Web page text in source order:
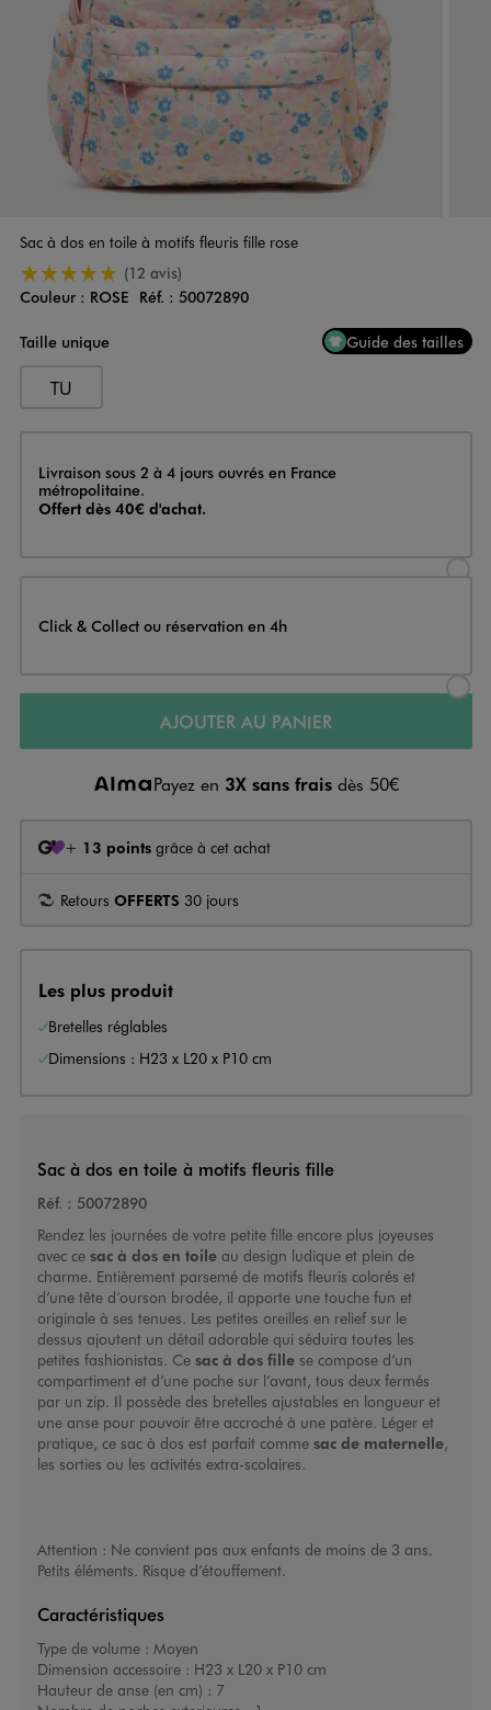
Sac à dos en toile à motifs fleuris fille rose
5/5 de moyenne(12 avis)
Couleur
Couleur : ROSE Réf. : 50072890
Taille unique
Guide des tailles
TU
Livraison
Livraison sous 2 à 4 jours ouvrés en France
métropolitaine.
Offert dès 40€ d'achat.
Click & Collect ou réservation en 4h
AJOUTER AU PANIER
Payez en 3X sans frais dès 50€
+ 13 points grâce à cet achat
Retours OFFERTS 30 jours
Les plus produit
Bretelles réglables
Dimensions : H23 x L20 x P10 cm
Sac à dos en toile à motifs fleuris fille
Réf. : 50072890
Rendez les journées de votre petite fille encore plus joyeuses
avec ce sac à dos en toileau design ludique et plein de
charme. Entièrement parsemé de motifs fleuris colorés et
d’une tête d’ourson brodée, il apporte une touche fun et
originale à ses tenues. Les petites oreilles en relief sur le
dessus ajoutent un détail adorable qui séduira toutes les
petites fashionistas. Ce sac à dos fillese compose d’un
compartiment et d’une poche sur l’avant, tous deux fermés
par un zip. Il possède des bretelles ajustables en longueur et
une anse pour pouvoir être accroché à une patère. Léger et
pratique, ce sac à dos est parfait comme sac de maternelle,
les sorties ou les activités extra-scolaires.
Attention : Ne convient pas aux enfants de moins de 3 ans.
Petits éléments. Risque d’étouffement.
Caractéristiques
Type de volume : Moyen
Dimension accessoire : H23 x L20 x P10 cm
Hauteur de anse (en cm) : 7